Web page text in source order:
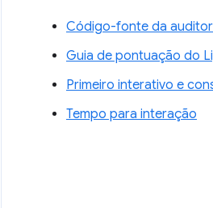
Código-fonte da
Guia de pontuação do
Primeiro interativo e
Tempo para interação